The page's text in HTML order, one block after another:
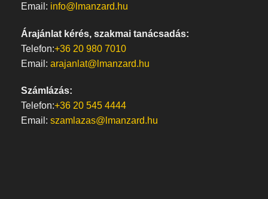
Email: info@lmanzard.hu
Árajánlat kérés, szakmai tanácsadás:
Telefon:+36 20 980 7010
Email: arajanlat@lmanzard.hu
Számlázás:
Telefon:+36 20 545 4444
Email: szamlazas@lmanzard.hu